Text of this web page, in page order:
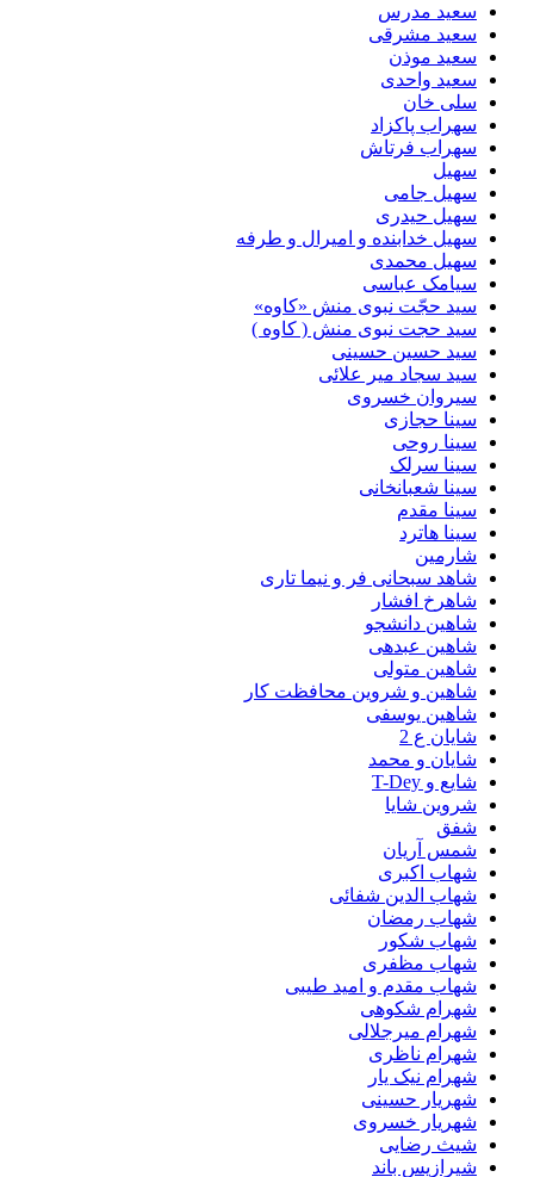
سعید مدرس
سعید مشرقی
سعید موذن
سعید واحدی
سلی خان
سهراب پاکزاد
سهراب فرتاش
سهیل
سهیل جامی
سهیل حیدری
سهیل خدابنده و امیرال و طرفه
سهیل محمدی
سیامک عباسی
سید حجّت نبوی منش «کاوه»
سید حجت نبوی منش ( کاوه )
سید حسین حسینى
سید سجاد میر علائی
سیروان خسروی
سینا حجازی
سینا روحی
سینا سرلک
سینا شعبانخانی
سینا مقدم
سینا هاترد
شارمین
شاهد سبحانی فر و نیما تاری
شاهرخ افشار
شاهین دانشجو
شاهین عبدهی
شاهین متولی
شاهین و شروین محافظت کار
شاهین یوسفی
شایان ع 2
شایان و محمد
شایع و T-Dey
شروین شایا
شفق
شمس آریان
شهاب اکبری
شهاب الدین شفائی
شهاب رمضان
شهاب شکور
شهاب مظفری
شهاب مقدم و امید طیبی
شهرام شکوهی
شهرام میرجلالی
شهرام ناظری
شهرام نیک یار
شهریار حسینی
شهریار خسروی
شیث رضایی
شیرازیس باند